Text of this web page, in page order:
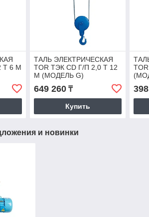
Т 6 М
ТАЛЬ ЭЛЕКТРИЧЕСКАЯ
TOR ТЭК CD Г/П 2,0 Т 12
М (МОДЕЛЬ G)
649 260₸
Купить
и новинки